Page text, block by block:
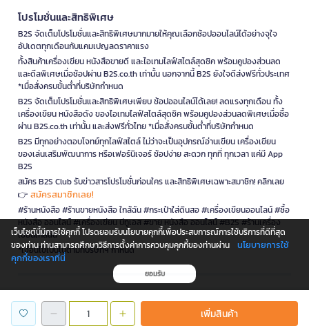
เพิ่มสินค้า
โปรโมชั่นและสิทธิพิเศษ
B2S จัดเต็มโปรโมชั่นและสิทธิพิเศษมากมายให้คุณเลือกช้อปออนไลน์ได้อย่างจุใจ
อัปเดตทุกเดือนกับแคมเปญลดราคาแรง
ทั้งสินค้าเครื่องเขียน หนังสือขายดี และไอเทมไลฟ์สไตล์สุดชิค พร้อมคูปองส่วนลด
และดีลพิเศษเมื่อช้อปผ่าน B2S.co.th เท่านั้น นอกจากนี้ B2S ยังใจดีส่งฟรีทั่วประเทศ
*เมื่อสั่งครบขั้นต่ำที่บริษัทกำหนด
B2S จัดเต็มโปรโมชั่นและสิทธิพิเศษเพียบ ช้อปออนไลน์ได้เลย! ลดแรงทุกเดือน ทั้ง
เครื่องเขียน หนังสือดัง ของไอเทมไลฟ์สไตล์สุดชิค พร้อมคูปองส่วนลดพิเศษเมื่อซื้อ
ผ่าน B2S.co.th เท่านั้น และส่งฟรีทั่วไทย *เมื่อสั่งครบขั้นต่ำที่บริษัทกำหนด
B2S มีทุกอย่างตอบโจทย์ทุกไลฟ์สไตล์ ไม่ว่าจะเป็นอุปกรณ์อ่านเขียน เครื่องเขียน
ของเล่นเสริมพัฒนาการ หรือเฟอร์นิเจอร์ ช้อปง่าย สะดวก ทุกที่ ทุกเวลา แค่มี App
B2S
สมัคร B2S Club รับข่าวสารโปรโมชั่นก่อนใคร และสิทธิพิเศษเฉพาะสมาชิก! คลิกเลย
👉 สมัครสมาชิกเลย!
#ร้านหนังสือ #ร้านขายหนังสือ ใกล้ฉัน #กระเป๋าใส่ดินสอ #เครื่องเขียนออนไลน์ #ซื้อ
หนังสือ ออนไลน์ #เครื่องเขียน บีทูเอส #ขาย หนังสือ ออนไลน์ #B2S #ร้านเครื่อง
เขียนใกล้ฉัน
*เงื่อนไขเป็นไปตามที่บริษัทฯ กำหนด
is a company operating under
เว็บไซต์นี้มีการใช้คุกกี้ โปรดยอมรับนโยบายคุกกี้เพื่อประสบการณ์การใช้บริการที่ดีที่สุด
ของท่าน ท่านสามารถศึกษาวิธีการตั้งค่าการควบคุมคุกกี้ของท่านผ่าน
นโยบายการใช้
คุกกี้ของเราที่นี่
ยอมรับ